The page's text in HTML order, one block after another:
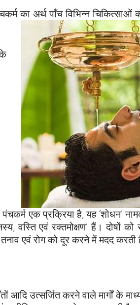
का अर्थ पाँच विभिन्न चिकित्साओं
एक प्रक्रिया है, यह ‘शोधन’
वस्ति एवं रक्तमोक्षण’ हैं। दोषों
एवं रोग को दूर करने में मदद करती
आदि उत्सर्जित करने वाले मार्गों के